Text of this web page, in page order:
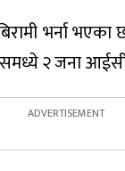
भर्ना
२ जना